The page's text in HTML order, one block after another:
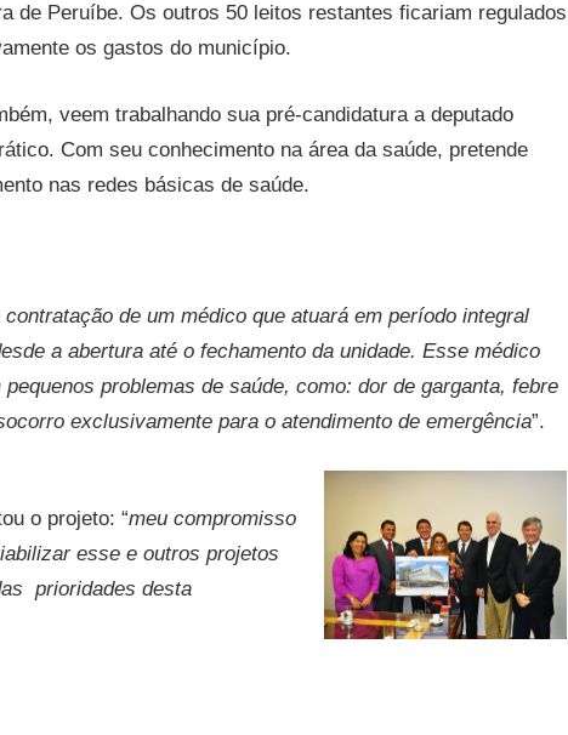
de Peruíbe. Os outros 50 leitos restantes ficariam regulados
os gastos do município.
veem trabalhando sua pré-candidatura a deputado
Com seu conhecimento na área da saúde, pretende
nas redes básicas de saúde.
de um médico que atuará em período integral
a abertura até o fechamento da unidade. Esse médico
problemas de saúde, como: dor de garganta, febre
exclusivamente para o atendimento de emergência”.
o projeto: “meu compromisso
esse e outros projetos
prioridades desta